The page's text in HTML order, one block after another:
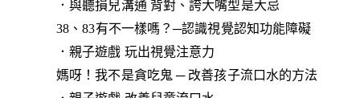
．與聽損兒溝通 背對、誇大嘴型是大忌
38、83有不一樣嗎？─認識視覺認知功能障礙
．親子遊戲 玩出視覺注意力
媽呀！我不是貪吃鬼 ─ 改善孩子流口水的方法